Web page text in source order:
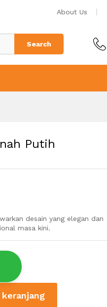
About Us
Search
Putih
desain yang elegan dan
masa kini.
Rp